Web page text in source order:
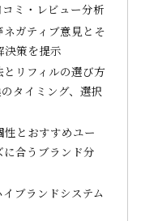
ミ・レビュー分析
ネガティブ意見とそ
決策を提示
リフィルの選び方
タイミング、選択
とおすすめユー
合うブランド分
ブランドシステム